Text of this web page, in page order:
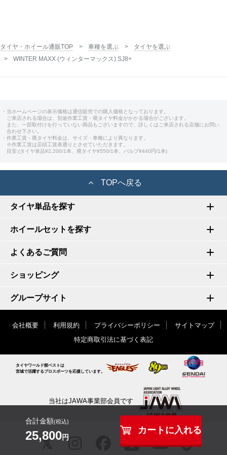
合計金額(税込)
25,800円
カートに入れる
タイヤ・ホイール通販TOP 車種を選ぶ
タイヤを選ぶ
WINTER MAXX (ウィンターマックス) SJ8+
・当ホームページの表示価格は通信販売での購入価格となっております。
ご来店される場合は、別途作業工賃・廃タイヤ料金がかかる場合がございます。
また、一部取付けを行っていない商品もございますので、詳しくはご来店される店舗にお問い
合わせ下さい。
・作業工賃・廃タイヤ料金は、サイズ・車種により異なります。
※作業工賃は店頭工賃表通りとさせていただきます。
目安:(タイヤ単品¥2,200/1本、廃タイヤ¥550/1本、バルブ¥440円/1本)
TOPへ戻る
タイヤ単品を探す
ホイールセットを探す
よくあるご質問
ショッピング
グループサイト
会社概要 利用規約 プライバシーポリシー
サイトマップ
特定商取引法に基づく表記
タイヤワールド館ベストは
宮城で活躍するプロスポーツを応援しています。
当社はJAWA事業部会員です